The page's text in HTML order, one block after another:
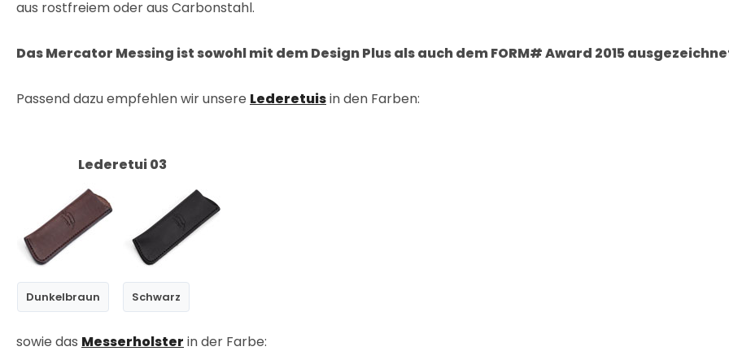
aus rostfreiem oder aus Carbonstahl.
Das Mercator Messing ist sowohl mit dem Design Plus als auch dem FORM# Award 2015
Passend dazu empfehlen wir unsere Lederetuisin den Farben:
Lederetui 03
Dunkelbraun Schwarz
sowie das Messerholster in der Farbe: